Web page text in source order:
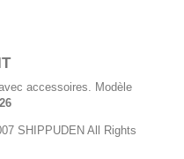
accessoires. Modèle
SHIPPUDEN All Rights